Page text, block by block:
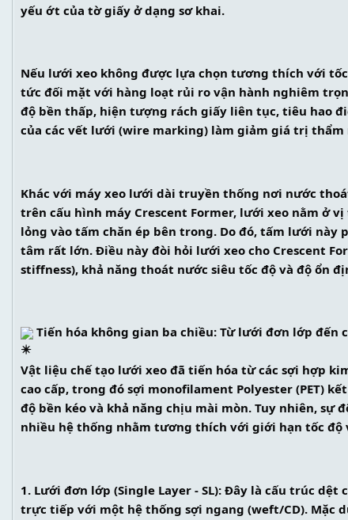
yếu ớt của tờ giấy ở dạng sơ khai.
Nếu lưới xeo không được lựa chọn tương thích với
tức đối mặt với hàng loạt rủi ro vận hành nghiêm
độ bền thấp, hiện tượng rách giấy liên tục, tiêu hao
của các vết lưới (wire marking) làm giảm giá trị thẩm
Khác với máy xeo lưới dài truyền thống nơi nước
trên cấu hình máy Crescent Former, lưới xeo nằm ở
lỏng vào tấm chăn ép bên trong. Do đó, tấm lưới
tâm rất lớn. Điều này đòi hỏi lưới xeo cho Crescent
stiffness), khả năng thoát nước siêu tốc độ và độ ổn
Tiến hóa không gian ba chiều: Từ lưới đơn lớp đến
Vật liệu chế tạo lưới xeo đã tiến hóa từ các sợi hợp
cao cấp, trong đó sợi monofilament Polyester (PET)
độ bền kéo và khả năng chịu mài mòn. Tuy nhiên,
nhiều hệ thống nhằm tương thích với giới hạn tốc độ
1. Lưới đơn lớp (Single Layer - SL): Đây là cấu trúc
trực tiếp với một hệ thống sợi ngang (weft/CD). Mặc